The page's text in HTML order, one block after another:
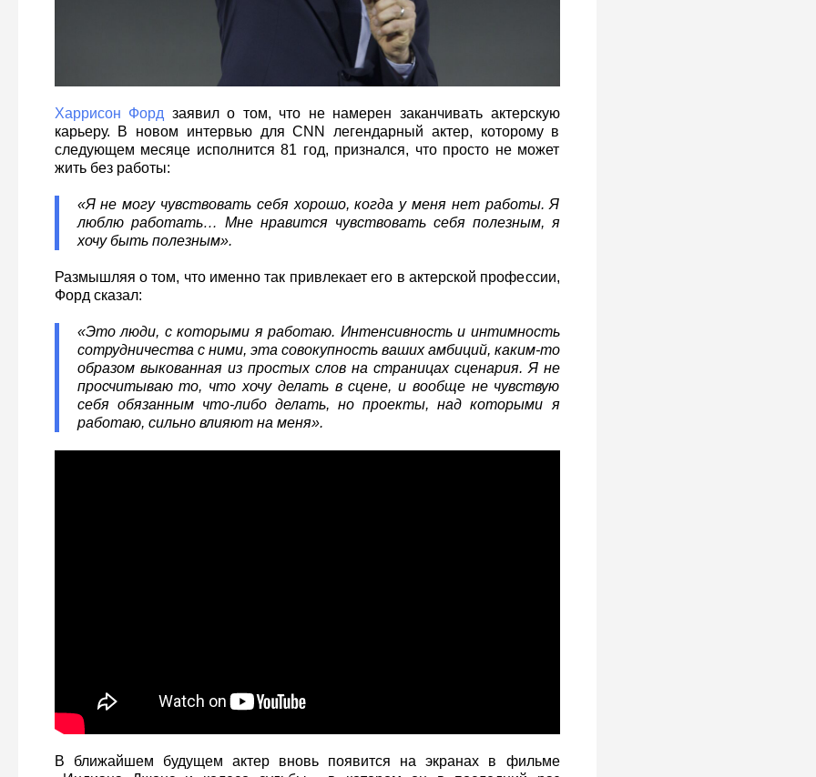
Харрисон Форд заявил о том, что не намерен заканчивать актерскую
карьеру. В новом интервью для CNN легендарный актер, которому в
следующем месяце исполнится 81 год, признался, что просто не может
жить без работы:
«Я не могу чувствовать себя хорошо, когда у меня нет работы. Я
люблю работать… Мне нравится чувствовать себя полезным, я
хочу быть полезным».
Размышляя о том, что именно так привлекает его в актерской профессии,
Форд сказал:
«Это люди, с которыми я работаю. Интенсивность и интимность
сотрудничества с ними, эта совокупность ваших амбиций, каким-то
образом выкованная из простых слов на страницах сценария. Я не
просчитываю то, что хочу делать в сцене, и вообще не чувствую
себя обязанным что-либо делать, но проекты, над которыми я
работаю, сильно влияют на меня».
В ближайшем будущем актер вновь появится на экранах в фильме